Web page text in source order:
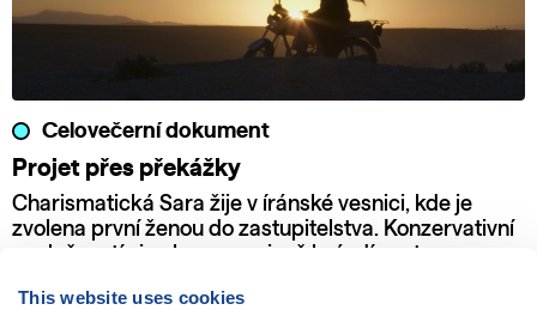
This website uses cookies
Celovečerní dokument
Projet přes překážky
Charismatická Sara žije v íránské vesnici, kde je
zvolena první ženou do zastupitelstva. Konzervativní
společností si nekompromisně brázdí cestu se svou